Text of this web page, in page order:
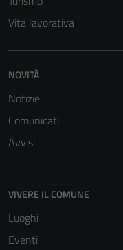
Vita lavorativa
NOVITÀ
Notizie
Comunicati
Avvisi
VIVERE IL COMUNE
Luoghi
Eventi